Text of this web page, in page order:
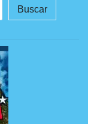
Buscar